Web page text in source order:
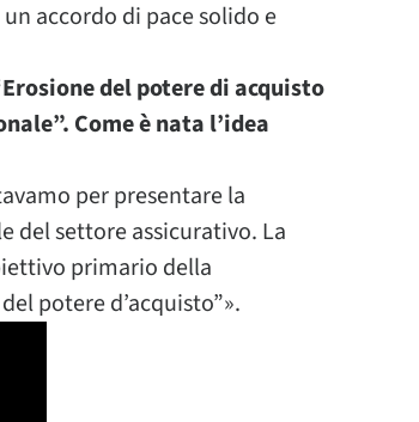
accordo di pace solido e
del potere di acquisto
Come è nata l’idea
per presentare la
settore assicurativo. La
primario della
potere d’acquisto”».